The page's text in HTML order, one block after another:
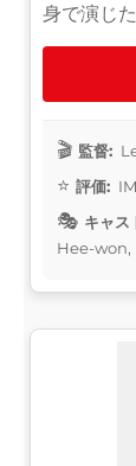
身で演じ
監督:
評価:
キャス
Hee-